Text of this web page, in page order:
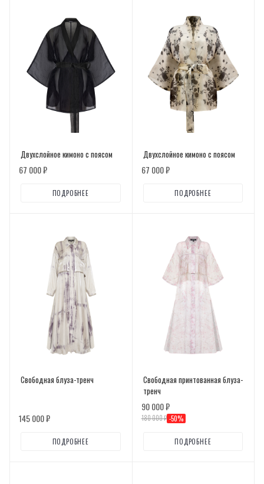
Двухслойное кимоно с поясом
67 000 ₽
ПОДРОБНЕЕ
Двухслойное кимоно с поясом
67 000 ₽
ПОДРОБНЕЕ
Свободная блуза-тренч
145 000 ₽
ПОДРОБНЕЕ
Свободная принтованная блуза-
тренч
90 000 ₽
180 000 ₽ -50%
ПОДРОБНЕЕ